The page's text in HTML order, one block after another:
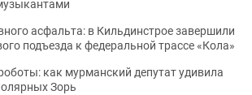
асфальта: в Кильдинстрое завершили
подъезда к федеральной трассе «Кола»
как мурманский депутат удивила
Зорь